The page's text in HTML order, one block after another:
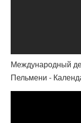
Международный
Пельмени -